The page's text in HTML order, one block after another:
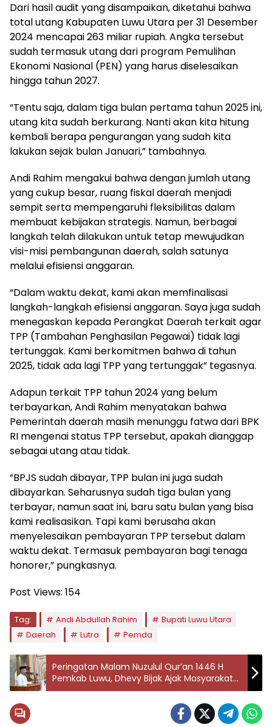
Dari hasil audit yang disampaikan, diketahui bahwa
total utang Kabupaten Luwu Utara per 31 Desember
2024 mencapai 263 miliar rupiah. Angka tersebut
sudah termasuk utang dari program Pemulihan
Ekonomi Nasional (PEN) yang harus diselesaikan
hingga tahun 2027.
“Tentu saja, dalam tiga bulan pertama tahun 2025 ini,
utang kita sudah berkurang. Nanti akan kita hitung
kembali berapa pengurangan yang sudah kita
lakukan sejak bulan Januari,” tambahnya.
Andi Rahim mengakui bahwa dengan jumlah utang
yang cukup besar, ruang fiskal daerah menjadi
sempit serta mempengaruhi fleksibilitas dalam
membuat kebijakan strategis. Namun, berbagai
langkah telah dilakukan untuk tetap mewujudkan
visi-misi pembangunan daerah, salah satunya
melalui efisiensi anggaran.
“Dalam waktu dekat, kami akan memfinalisasi
langkah-langkah efisiensi anggaran. Saya juga sudah
menegaskan kepada Perangkat Daerah terkait agar
TPP (Tambahan Penghasilan Pegawai) tidak lagi
tertunggak. Kami berkomitmen bahwa di tahun
2025, tidak ada lagi TPP yang tertunggak” tegasnya.
Adapun terkait TPP tahun 2024 yang belum
terbayarkan, Andi Rahim menyatakan bahwa
Pemerintah daerah masih menunggu fatwa dari BPK
RI mengenai status TPP tersebut, apakah dianggap
sebagai utang atau tidak.
“BPJS sudah dibayar, TPP bulan ini juga sudah
dibayarkan. Seharusnya sudah tiga bulan yang
terbayar, namun saat ini, baru satu bulan yang bisa
kami realisasikan. Tapi kami berusaha akan
menyelesaikan pembayaran TPP tersebut dalam
waktu dekat. Termasuk pembayaran bagi tenaga
honorer,” pungkasnya.
Post Views: 154
Tag: Andi Abdullah Rahim
Bupati Luwu Utara
Daerah
Lutra Pemda
Peringatan Malam Nuzulul Qur’an 1446 H
Pemkab Luwu, Dhevy Bijak Ajak Masyarakat
Memperkuat Ukhuwah Islamiyah.